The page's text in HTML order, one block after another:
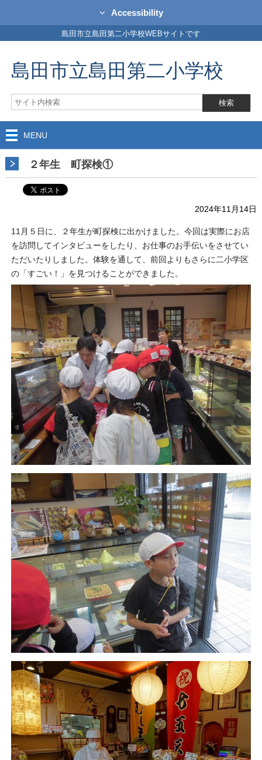
Accessibility
島田市立島田第二小学校WEBサイトです
島田市立島田第二小学校
MENU
２年生 町探検①
2024年11月14日
11月５日に、２年生が町探検に出かけました。今回は実際にお店
を訪問してインタビューをしたり、お仕事のお手伝いをさせてい
ただいたりしました。体験を通して、前回よりもさらに二小学区
の「すごい！」を見つけることができました。